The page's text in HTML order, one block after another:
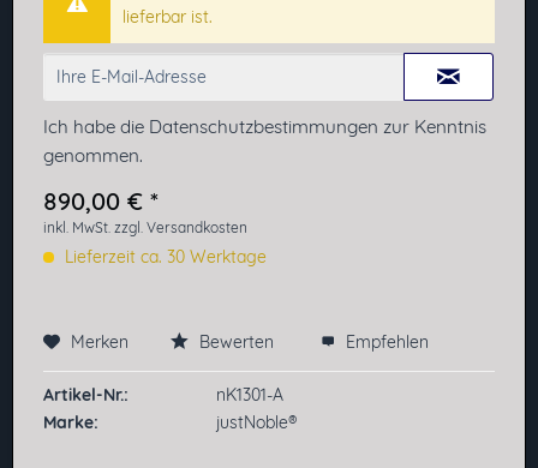
lieferbar ist.
Ich habe die Datenschutzbestimmungen zur Kenntnis
genommen.
890,00 € *
inkl. MwSt. zzgl. Versandkosten
Lieferzeit ca. 30 Werktage
Preis anfragen
Merken Bewerten Empfehlen
Artikel-Nr.:
nK1301-A
Marke:
justNoble®